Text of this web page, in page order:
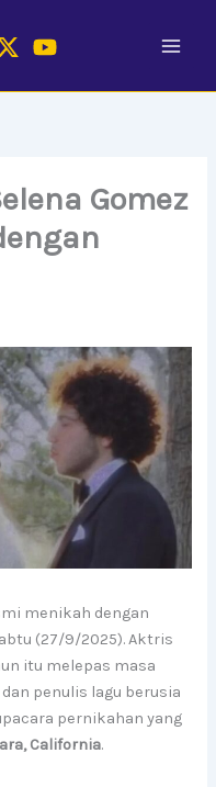
Gomez
menikah dengan
(27/9/2025). Aktris
itu melepas masa
penulis lagu berusia
pernikahan yang
California.